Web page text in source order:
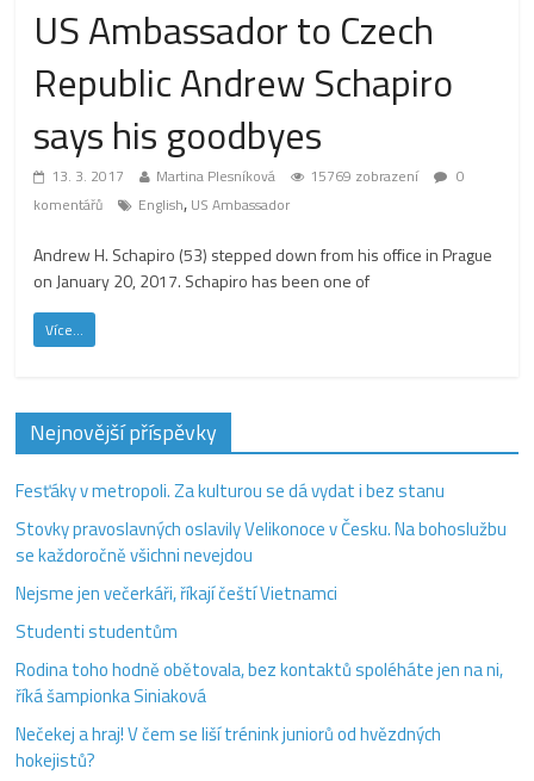
US Ambassador to Czech
Republic Andrew Schapiro
says his goodbyes
13. 3. 2017 Martina Plesníková 15769 zobrazení
0
komentářů
English, US Ambassador
Andrew H. Schapiro (53) stepped down from his office in Prague
on January 20, 2017. Schapiro has been one of
Více...
Nejnovější příspěvky
Fesťáky v metropoli. Za kulturou se dá vydat i bez stanu
Stovky pravoslavných oslavily Velikonoce v Česku. Na bohoslužbu
se každoročně všichni nevejdou
Nejsme jen večerkáři, říkají čeští Vietnamci
Studenti studentům
Rodina toho hodně obětovala, bez kontaktů spoléháte jen na ni,
říká šampionka Siniaková
Nečekej a hraj! V čem se liší trénink juniorů od hvězdných
hokejistů?